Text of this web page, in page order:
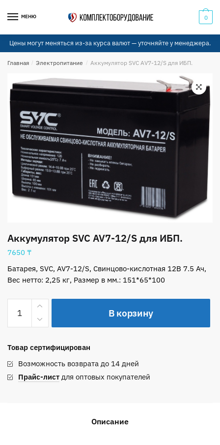
МЕНЮ 0
Цены могут меняться из-за курса валют — уточняйте у менеджера.
Главная / Электропитание / Аккумулятор SVC AV7-12/S для ИБП.
Аккумулятор SVC AV7-12/S для ИБП.
7650 ₸
Батарея, SVC, AV7-12/S, Свинцово-кислотная 12В 7.5 Ач,
Вес нетто: 2,25 кг, Размер в мм.: 151*65*100
Количество
товара
Аккумулятор
AV7-
12/S
для
В корзину
Товар сертифицирован
Возможность возврата до 14 дней
Прайс-лист для оптовых покупателей
Описание